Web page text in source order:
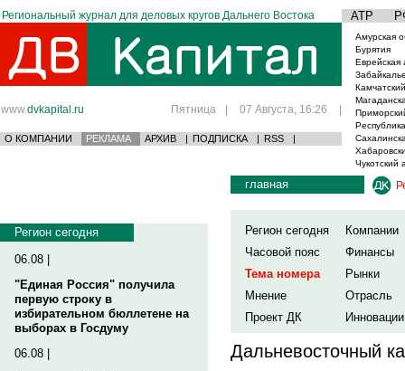
Региональный журнал для деловых кругов Дальнего Востока АТР
www.dvkapital.ru Пятница | 07 Августа, 16:26 |
О КОМПАНИИ РЕКЛАМА АРХИВ | ПОДПИСКА | RSS |
Амурская
Бурятия
Еврейская
Чукотский
Регион сегодня
06.08 |
"Единая Россия" получила
первую строку в
избирательном бюллетене на
выборах в Госдуму
06.08 |
главная
Регион сегодня
Компании
Часовой пояс
Финансы
Тема номера
Рынки
Мнение
Отрасль
Проект ДК
Инновации
Дальневосточный